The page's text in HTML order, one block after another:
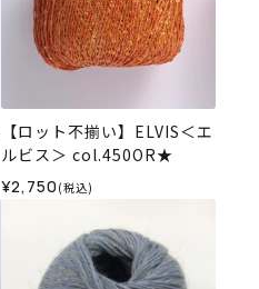
【ロット不揃い】ELVIS＜エ
ルビス＞ col.450OR★
¥2,750 (税込)